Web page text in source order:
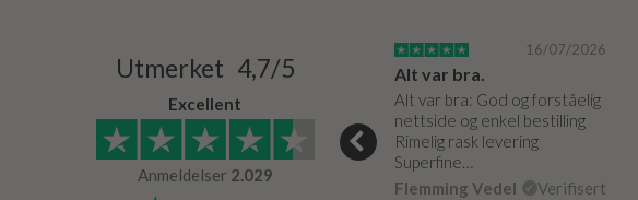
Utmerket 4,7/5
Excellent
Anmeldelser 2.029
Verifisert
Er effektive og hjælpsomme.
Arne Petersen
Verifisert
16/07/2026
Alt var bra.
Alt var bra: God og forståelig
nettside og enkel bestilling
Rimelig rask levering
Superfine…
Flemming Vedel
Verifisert